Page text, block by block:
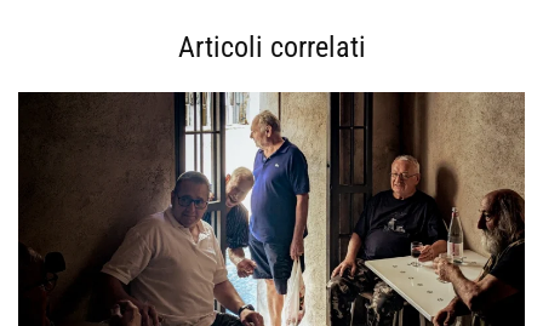
Articoli correlati